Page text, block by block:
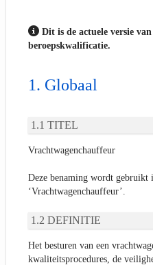
Dit is de actuele versie van
beroepskwalificatie.
Globaal
TITEL
Vrachtwagenchauffeur
Deze benaming wordt gebruikt
‘Vrachtwagenchauffeur’.
DEFINITIE
Het besturen van een
kwaliteitsprocedures, de